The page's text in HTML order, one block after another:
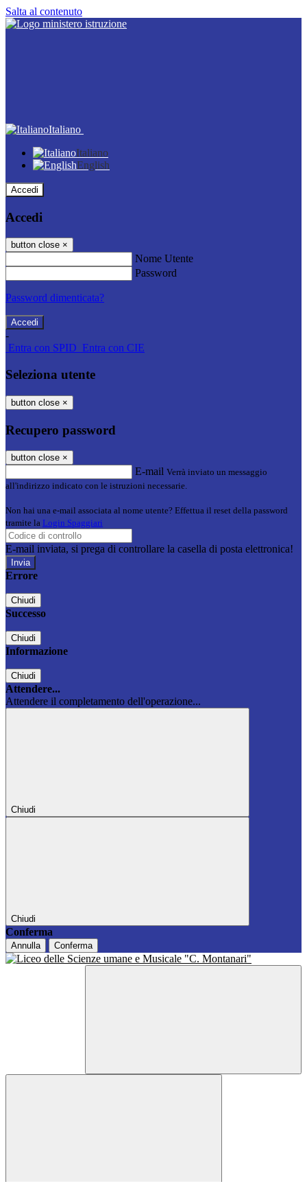
Salta al contenuto
Italiano
Italiano
English
Accedi
Accedi
button close ×
Nome Utente
Password
Password dimenticata?
-
Entra con SPID Entra con CIE
Seleziona utente
button close ×
Recupero password
button close ×
E-mail Verrà inviato un messaggio
all'indirizzo indicato con le istruzioni necessarie.
Non hai una e-mail associata al nome utente? Effettua il reset della password
tramite la Login Spaggiari
E-mail inviata, si prega di controllare la casella di posta elettronica!
Errore
Chiudi
Successo
Chiudi
Informazione
Chiudi
Attendere...
Attendere il completamento dell'operazione...
Chiudi
Chiudi
Conferma
Annulla Conferma